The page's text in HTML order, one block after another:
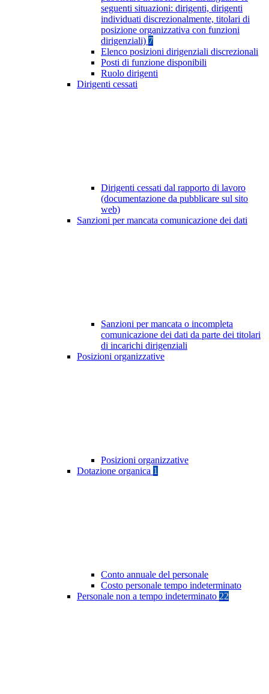
seguenti situazioni: dirigenti, dirigenti
individuati discrezionalmente, titolari di
posizione organizzativa con funzioni
dirigenziali) 7
Elenco posizioni dirigenziali discrezionali
Posti di funzione disponibili
Ruolo dirigenti
Dirigenti cessati
Dirigenti cessati dal rapporto di lavoro
(documentazione da pubblicare sul sito
web)
Sanzioni per mancata comunicazione dei dati
Sanzioni per mancata o incompleta
comunicazione dei dati da parte dei titolari
di incarichi dirigenziali
Posizioni organizzative
Posizioni organizzative
Dotazione organica 1
Conto annuale del personale
Costo personale tempo indeterminato
Personale non a tempo indeterminato 22